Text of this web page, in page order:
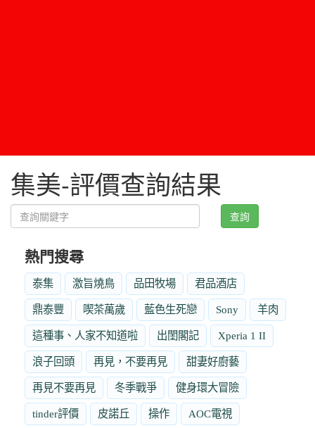
集美-評價查詢結果
查詢
熱門搜尋
泰集 激旨燒鳥 品田牧場 君品酒店
鼎泰豐 喫茶萬歲 藍色生死戀 Sony 羊肉
這種事、人家不知道啦 出閨閣記 Xperia 1 II
浪子回頭 再見，不要再見 甜妻好廚藝
再見不要再見 冬季戰爭 健身環大冒險
tinder評價 皮諾丘 操作 AOC電視